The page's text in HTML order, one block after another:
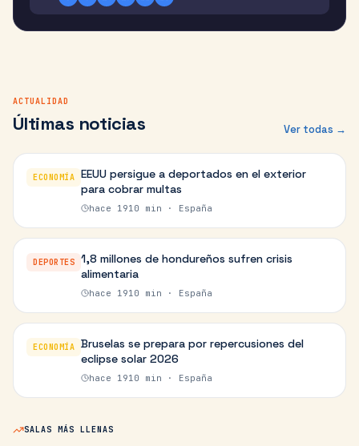
ACTUALIDAD
Últimas noticias Ver todas →
ECONOMÍA
EEUU persigue a deportados en el exterior
para cobrar multas
hace 1910 min · España
DEPORTES
1,8 millones de hondureños sufren crisis
alimentaria
hace 1910 min · España
ECONOMÍA
Bruselas se prepara por repercusiones del
eclipse solar 2026
hace 1910 min · España
SALAS MÁS LLENAS